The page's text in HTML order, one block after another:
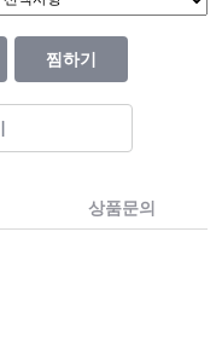
찜하기
상품문의